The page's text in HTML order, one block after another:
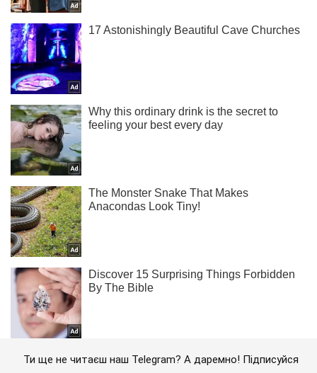
Ти ще не читаєш наш Telegram? А даремно! Підписуйся